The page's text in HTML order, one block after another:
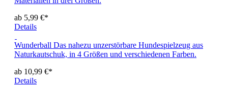
ab 5,99 €*
Details
Wunderball Das nahezu unzerstörbare Hundespielzeug aus
Naturkautschuk, in 4 Größen und verschiedenen Farben.
ab 10,99 €*
Details